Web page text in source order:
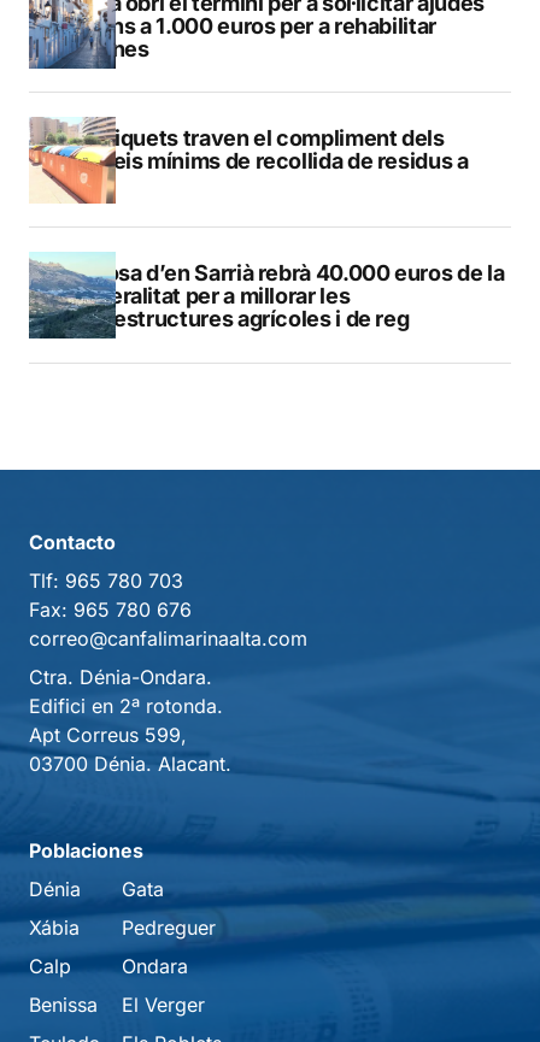
de fins a 1.000 euros per a rehabilitar
façanes
Els piquets traven el compliment dels
serveis mínims de recollida de residus a
Calp
Callosa d’en Sarrià rebrà 40.000 euros de la
Generalitat per a millorar les
infraestructures agrícoles i de reg
Contacto
Tlf: 965 780 703
Fax: 965 780 676
correo@canfalimarinaalta.com
Ctra. Dénia-Ondara.
Edifici en 2ª rotonda.
Apt Correus 599,
03700 Dénia. Alacant.
Poblaciones
Dénia
Xábia
Calp
Benissa
Gata
Pedreguer
Ondara
El Verger